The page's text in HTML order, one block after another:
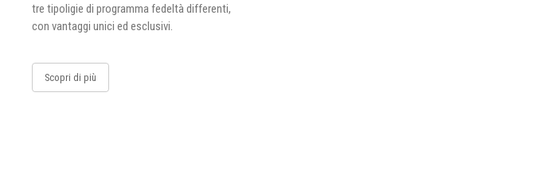
tre tipoligie di programma fedeltà differenti,
con vantaggi unici ed esclusivi.
Scopri di più